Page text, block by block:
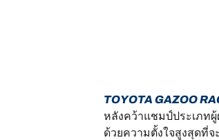
TOYOTA GAZOO
หลังคว้าแชมป์ประเภทผู้
ด้วยความตั้งใจสูงสุดที่จ